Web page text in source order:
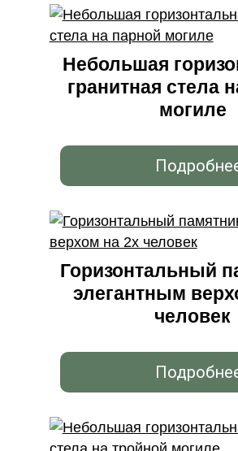
Небольшая
гранитная стела
могиле
Горизонтальный
элегантным
человек